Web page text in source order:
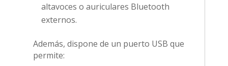
altavoces o auriculares Bluetooth
externos.
Además, dispone de un puerto USB que
permite: